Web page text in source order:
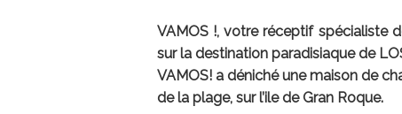
VAMOS !, votre réceptif spécialiste
sur la destination paradisiaque de
VAMOS! a déniché une maison de
de la plage, sur l’ile de Gran Roque.